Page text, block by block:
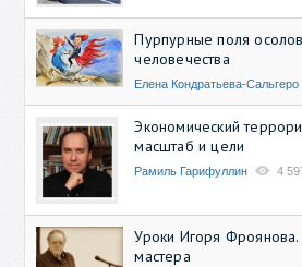
Пурпурные поля
человечества
Елена Кондратьева-Сальгеро
Экономический
масштаб и цели
Рамиль Гарифуллин 4
Уроки Игоря
мастера